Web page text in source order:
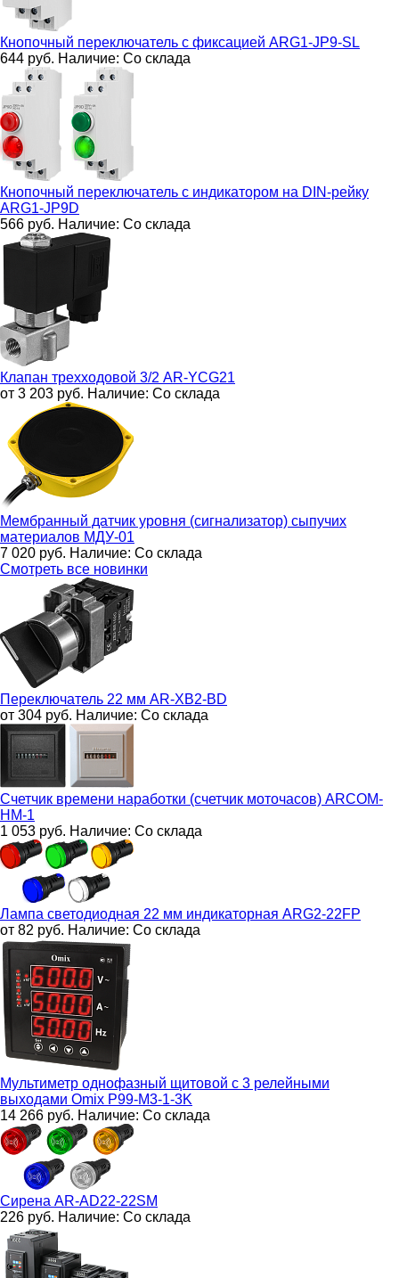
Кнопочный переключатель с фиксацией ARG1-JP9-SL
644 руб. Наличие: Со склада
Кнопочный переключатель с индикатором на DIN-рейку
ARG1-JP9D
566 руб. Наличие: Со склада
Клапан трехходовой 3/2 AR-YCG21
от 3 203 руб. Наличие: Со склада
Мембранный датчик уровня (сигнализатор) сыпучих
материалов МДУ-01
7 020 руб. Наличие: Со склада
Смотреть все новинки
Переключатель 22 мм AR-XB2-BD
от 304 руб. Наличие: Со склада
Счетчик времени наработки (счетчик моточасов) ARCOM-
HM-1
1 053 руб. Наличие: Со склада
Лампа светодиодная 22 мм индикаторная ARG2-22FP
от 82 руб. Наличие: Со склада
Мультиметр однофазный щитовой с 3 релейными
выходами Omix P99-M3-1-3K
14 266 руб. Наличие: Со склада
Сирена AR-AD22-22SM
226 руб. Наличие: Со склада